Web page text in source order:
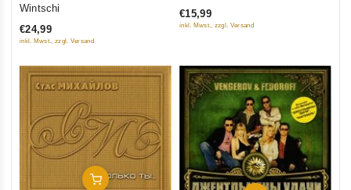
5
Wintschi
€24,99
inkl. Mwst., zzgl. Versand
of
€15,99
inkl. Mwst., zzgl. Versand
In Den Warenkorb